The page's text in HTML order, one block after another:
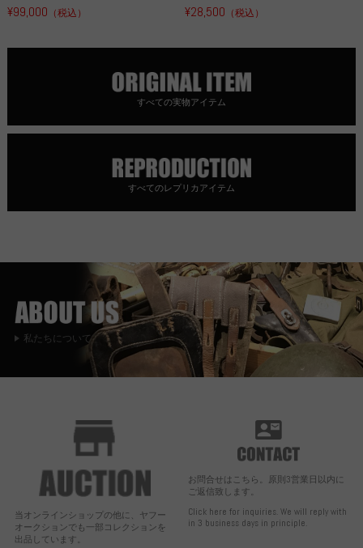
¥99,000 （税込） ¥28,500 （税込）
すべての実物アイテム
すべてのレプリカアイテム
私たちについて
当オンラインショップの他に、ヤフー
オークションでも一部コレクションを
出品しています。
お問合せはこちら。原則3営業日以内に
ご返信致します。
Click here for inquiries. We will reply with
in 3 business days in principle.